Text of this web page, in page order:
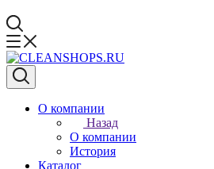
О компании
Назад
О компании
История
Каталог